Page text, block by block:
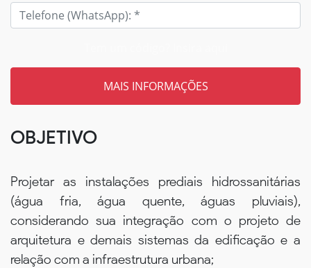
OBJETIVO
Projetar as instalações prediais hidrossanitárias
(água fria, água quente, águas pluviais),
considerando sua integração com o projeto de
arquitetura e demais sistemas da edificação e a
relação com a infraestrutura urbana;